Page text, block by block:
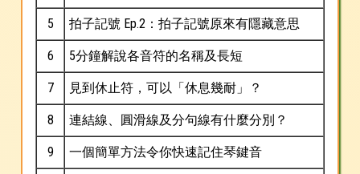
5 拍子記號 Ep.2：拍子記號原來有隱藏意思
6 5分鐘解說各音符的名稱及長短
7 見到休止符，可以「休息幾耐」？
8 連結線、圓滑線及分句線有什麼分別？
9 一個簡單方法令你快速記住琴鍵音